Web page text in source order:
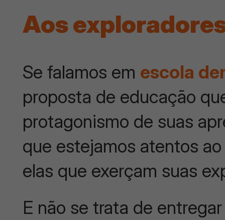
Aos
Se falamos em escola
proposta de educação
protagonismo de suas
que estejamos atentos
elas que exerçam suas
E não se trata de